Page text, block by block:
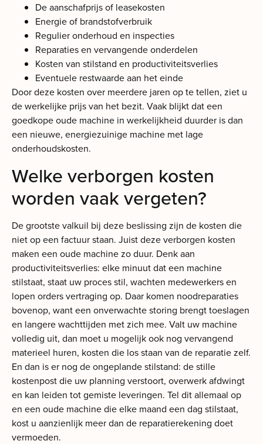
De aanschafprijs of leasekosten
Energie of brandstofverbruik
Regulier onderhoud en inspecties
Reparaties en vervangende onderdelen
Kosten van stilstand en productiviteitsverlies
Eventuele restwaarde aan het einde
Door deze kosten over meerdere jaren op te tellen, ziet u
de werkelijke prijs van het bezit. Vaak blijkt dat een
goedkope oude machine in werkelijkheid duurder is dan
een nieuwe, energiezuinige machine met lage
onderhoudskosten.
Welke verborgen kosten
worden vaak vergeten?
De grootste valkuil bij deze beslissing zijn de kosten die
niet op een factuur staan. Juist deze verborgen kosten
maken een oude machine zo duur. Denk aan
productiviteitsverlies: elke minuut dat een machine
stilstaat, staat uw proces stil, wachten medewerkers en
lopen orders vertraging op. Daar komen noodreparaties
bovenop, want een onverwachte storing brengt toeslagen
en langere wachttijden met zich mee. Valt uw machine
volledig uit, dan moet u mogelijk ook nog vervangend
materieel huren, kosten die los staan van de reparatie zelf.
En dan is er nog de ongeplande stilstand: de stille
kostenpost die uw planning verstoort, overwerk afdwingt
en kan leiden tot gemiste leveringen. Tel dit allemaal op
en een oude machine die elke maand een dag stilstaat,
kost u aanzienlijk meer dan de reparatierekening doet
vermoeden.